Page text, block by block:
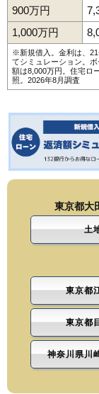
900万円
1,000万円
※新規借入。金利は、
てシミュレーション。
額は8,000万円。 住宅ロ
照。2026年8月調査
東京都大
土
東京都
東京都
神奈川県川